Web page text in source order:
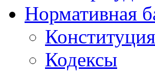
Нормативная
Конституция
Кодексы